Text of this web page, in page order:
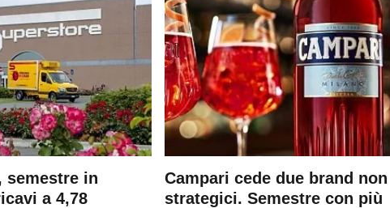
semestre in
a 4,78
Campari cede due brand non
strategici. Semestre con più